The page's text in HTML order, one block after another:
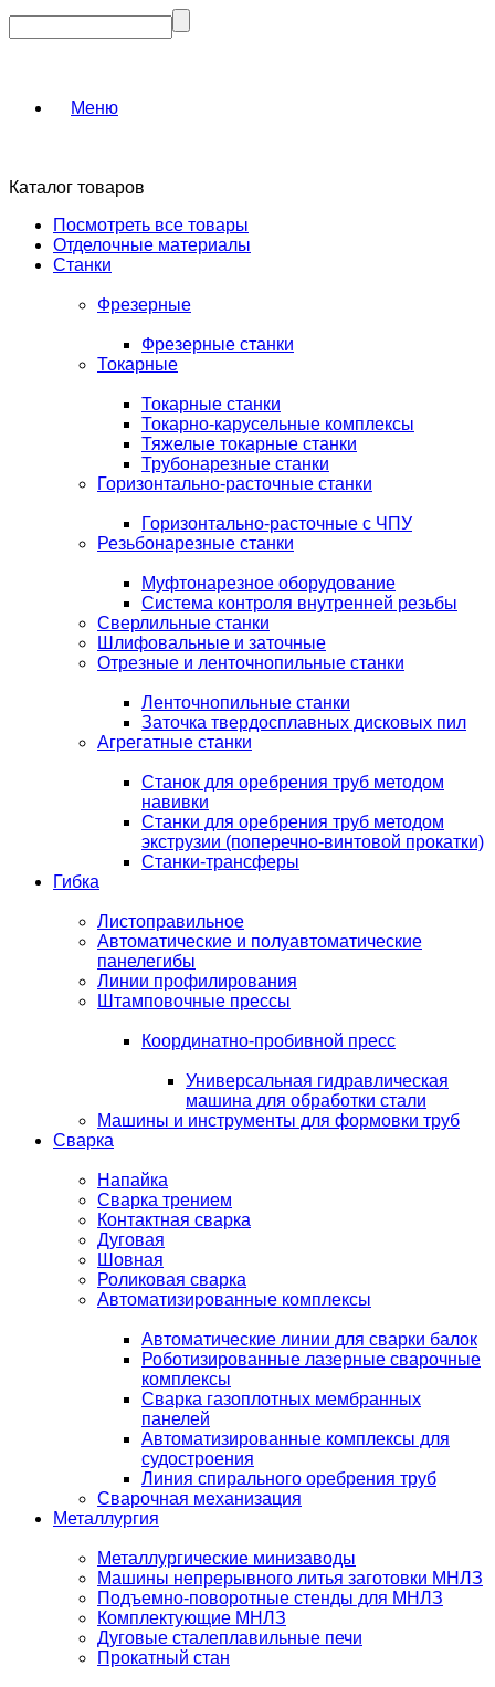
Меню
Каталог товаров
Посмотреть все товары
Отделочные материалы
Станки
Фрезерные
Фрезерные станки
Токарные
Токарные станки
Токарно-карусельные комплексы
Тяжелые токарные станки
Трубонарезные станки
Горизонтально-расточные станки
Горизонтально-расточные с ЧПУ
Резьбонарезные станки
Муфтонарезное оборудование
Система контроля внутренней резьбы
Сверлильные станки
Шлифовальные и заточные
Отрезные и ленточнопильные станки
Ленточнопильные станки
Заточка твердосплавных дисковых пил
Агрегатные станки
Станок для оребрения труб методом
навивки
Станки для оребрения труб методом
экструзии (поперечно-винтовой прокатки)
Станки-трансферы
Гибка
Листоправильное
Автоматические и полуавтоматические
панелегибы
Линии профилирования
Штамповочные прессы
Координатно-пробивной пресс
Универсальная гидравлическая
машина для обработки стали
Машины и инструменты для формовки труб
Сварка
Напайка
Сварка трением
Контактная сварка
Дуговая
Шовная
Роликовая сварка
Автоматизированные комплексы
Автоматические линии для сварки балок
Роботизированные лазерные сварочные
комплексы
Сварка газоплотных мембранных
панелей
Автоматизированные комплексы для
судостроения
Линия спирального оребрения труб
Сварочная механизация
Металлургия
Металлургические минизаводы
Машины непрерывного литья заготовки МНЛЗ
Подъемно-поворотные стенды для МНЛЗ
Комплектующие МНЛЗ
Дуговые сталеплавильные печи
Прокатный стан